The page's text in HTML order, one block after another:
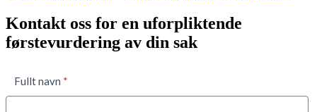
Kontakt oss for en uforpliktende
førstevurdering av din sak
nede
Fullt navn *